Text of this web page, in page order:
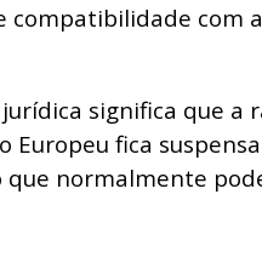
compatibilidade com
significa que a
Europeu fica
que normalmente